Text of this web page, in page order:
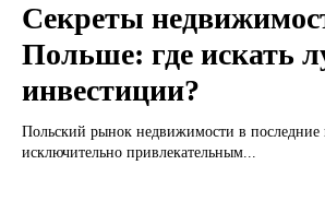
Секреты
Польше: где искать
инвестиции?
Польский рынок недвижимости в последние
исключительно привлекательным...